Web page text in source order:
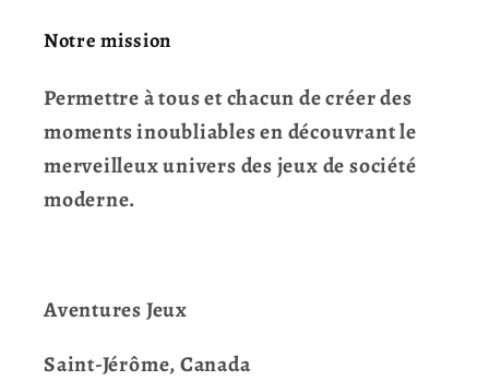
Notre mission
Permettre à tous et chacun de créer des
moments inoubliables en découvrant le
merveilleux univers des jeux de société
moderne.
Aventures Jeux
Saint-Jérôme, Canada